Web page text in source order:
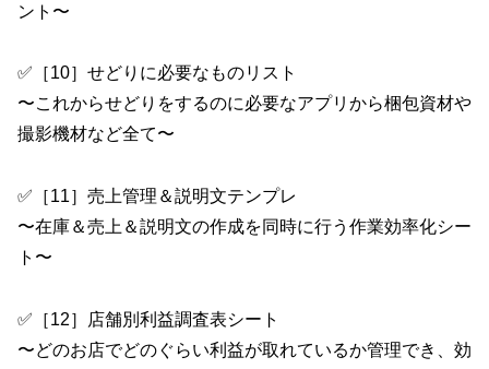
ント〜
✅［10］せどりに必要なものリスト
〜これからせどりをするのに必要なアプリから梱包資材や
撮影機材など全て〜
✅［11］売上管理＆説明文テンプレ
〜在庫＆売上＆説明文の作成を同時に行う作業効率化シー
ト〜
✅［12］店舗別利益調査表シート
〜どのお店でどのぐらい利益が取れているか管理でき、効